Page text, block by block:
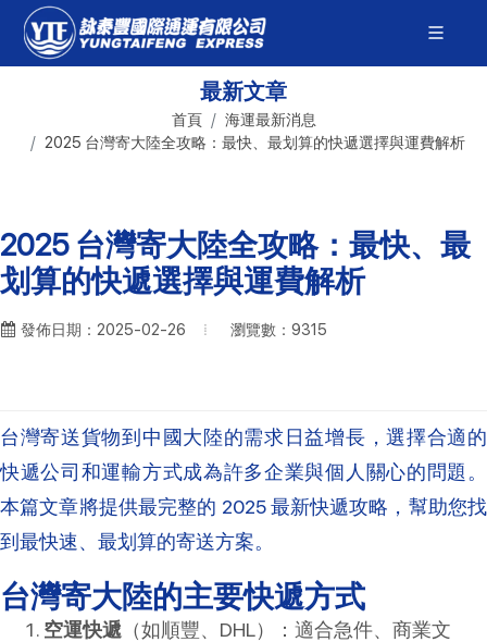
最新文章
首頁
海運最新消息
2025 台灣寄大陸全攻略：最快、最划算的快遞選擇與運費解析
2025 台灣寄大陸全攻略：最快、最
划算的快遞選擇與運費解析
發佈日期：2025-02-26 瀏覽數：9315
台灣寄送貨物到中國大陸的需求日益增長，選擇合適的
快遞公司和運輸方式成為許多企業與個人關心的問題。
本篇文章將提供最完整的 2025 最新快遞攻略，幫助您找
到最快速、最划算的寄送方案。
台灣寄大陸的主要快遞方式
空運快遞 （如順豐、DHL）：適合急件、商業文